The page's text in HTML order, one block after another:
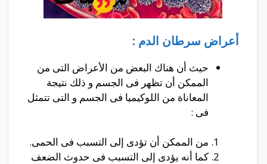
أعراض سرطان الدم :
حيث أن هناك البعض من الأعراض التى من
الممكن أن تظهر فى الجسم و ذلك نتيجة
المعاناة من اللوكيميا فى الجسم و التى تتمثل
فى :
من الممكن أن تؤدى إلى التسبب فى الحمى.
كما أنه يؤدى إلى التسبب فى حدوث الضعف